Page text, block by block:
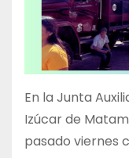
En la Junta
Izúcar de
pasado viernes